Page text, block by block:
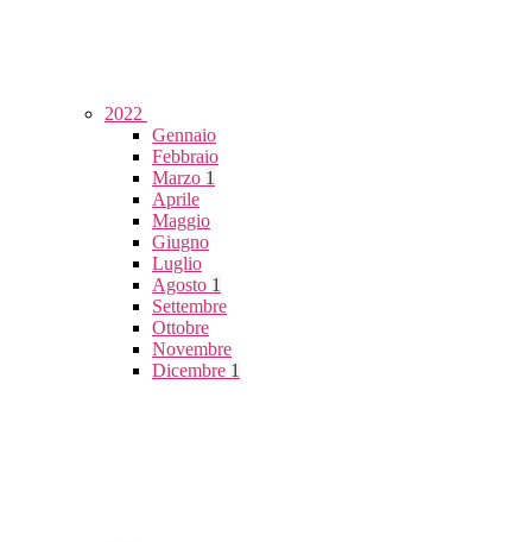
2022
Gennaio
Febbraio
Marzo 1
Aprile
Maggio
Giugno
Luglio
Agosto 1
Settembre
Ottobre
Novembre
Dicembre 1